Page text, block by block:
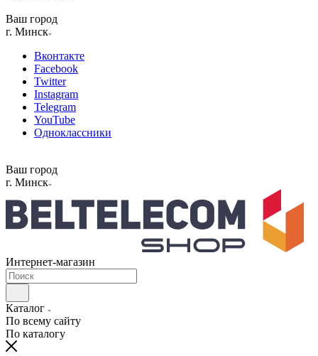
Ваш город
г. Минск
Вконтакте
Facebook
Twitter
Instagram
Telegram
YouTube
Одноклассники
Ваш город
г. Минск
Интернет-магазин
Каталог
По всему сайту
По каталогу